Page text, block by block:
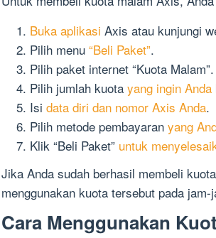
Buka aplikasi Axis atau kunjungi
Pilih menu “Beli Paket”.
Pilih paket internet “Kuota Malam”.
Pilih jumlah kuota yang ingin Anda
Isi data diri dan nomor Axis Anda.
Pilih metode pembayaran yang
Klik “Beli Paket” untuk
Jika Anda sudah berhasil membeli
menggunakan kuota tersebut pada
Cara Menggunakan